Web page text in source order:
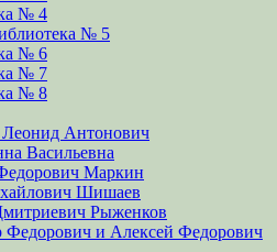
№ 4
№ 5
№ 6
№ 7
№ 8
Антонович
Васильевна
Маркин
Шишаев
Рыженков
Федорович и Алексей Федорович